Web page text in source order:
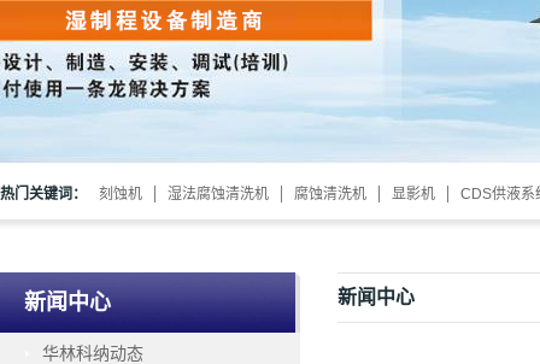
热门关键词： 刻蚀机 湿法腐蚀清洗机 腐蚀清洗机 显影机 CDS供液系
新闻中心
华林科纳动态
新闻中心